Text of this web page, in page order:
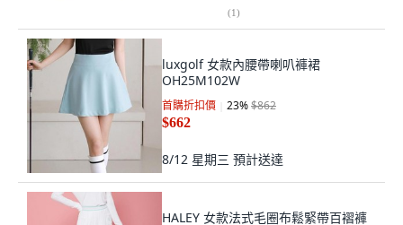
(1)
luxgolf 女款內腰帶喇叭褲裙
OH25M102W
首購折扣價 23%$862
$662
8/12 星期三 預計送達
HALEY 女款法式毛圈布鬆緊帶百褶褲